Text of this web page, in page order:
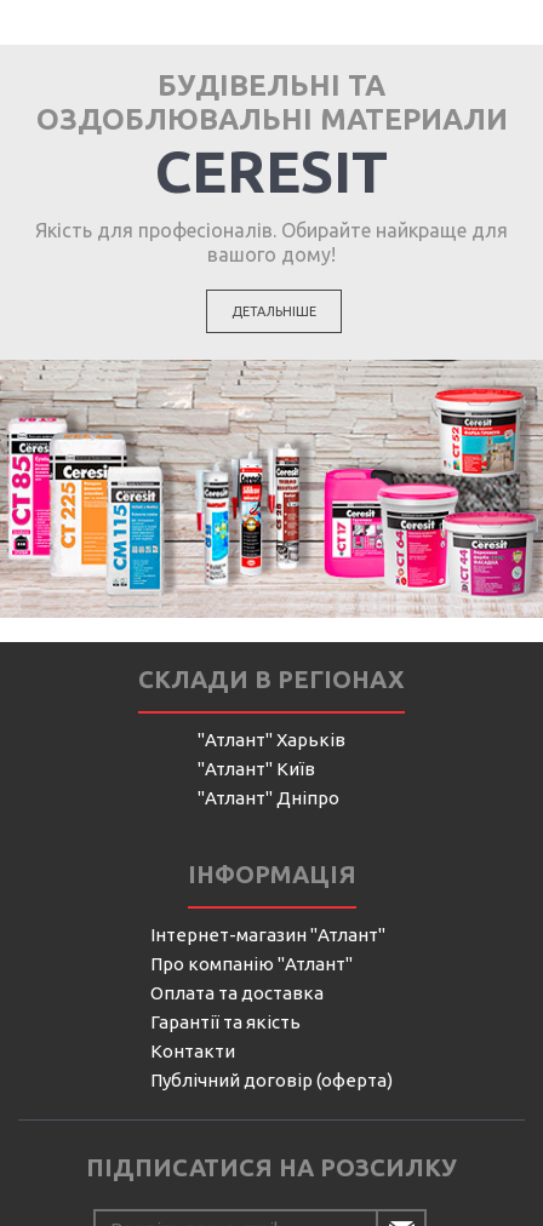
БУДІВЕЛЬНІ ТА
ОЗДОБЛЮВАЛЬНІ МАТЕРИАЛИ
CERESIT
Якість для професіоналів. Обирайте найкраще для
вашого дому!
ДЕТАЛЬНІШЕ
СКЛАДИ В РЕГІОНАХ
"Атлант" Харьків
"Атлант" Київ
"Атлант" Дніпро
ІНФОРМАЦІЯ
Інтернет-магазин "Атлант"
Про компанію "Атлант"
Оплата та доставка
Гарантії та якість
Контакти
Публічний договір (оферта)
ПІДПИСАТИСЯ НА РОЗСИЛКУ